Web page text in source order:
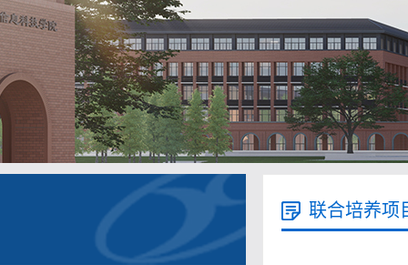
联合培养项